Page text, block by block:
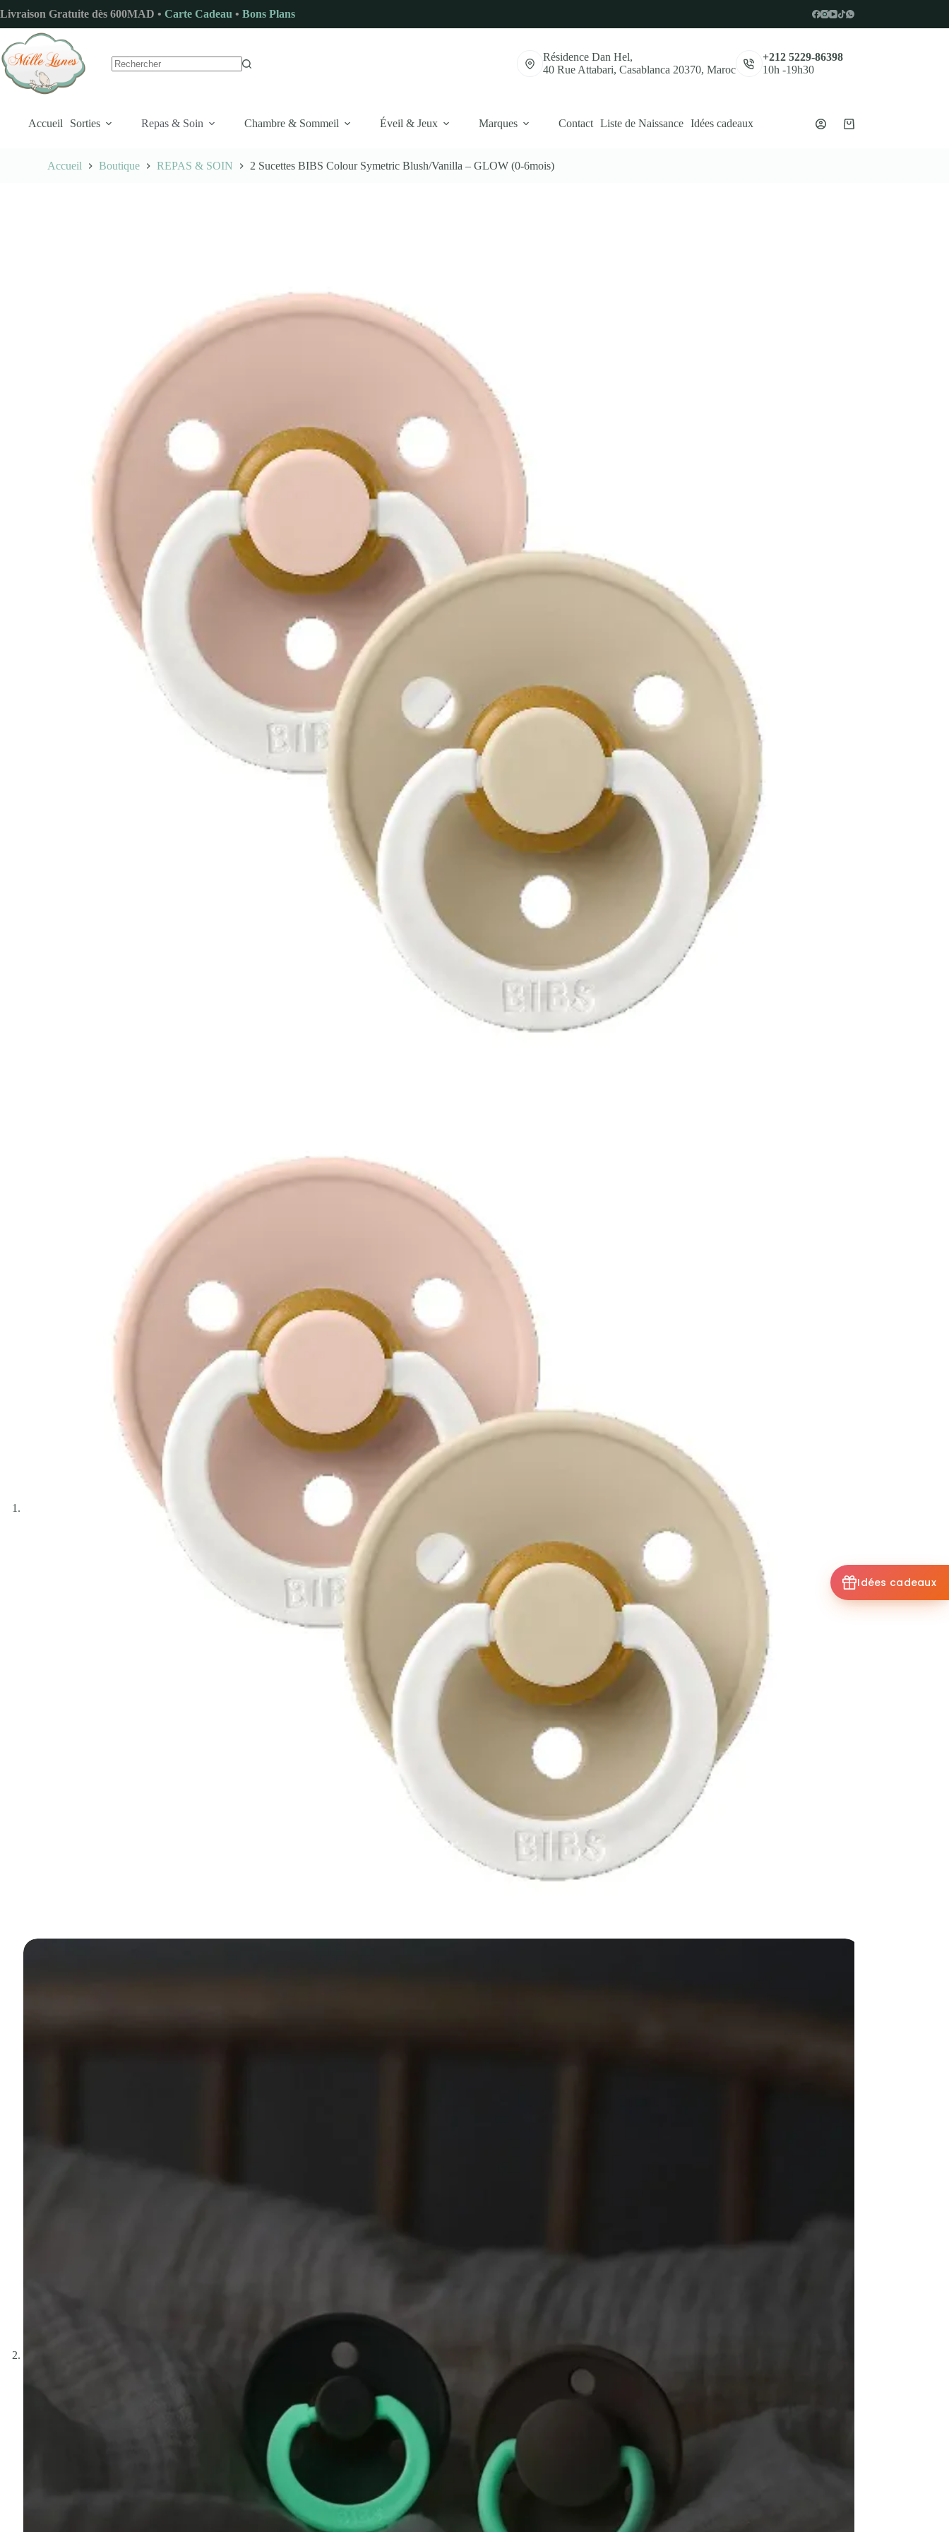
au
contenu
Livraison Gratuite dès 600MAD • Carte Cadeau • Bons Plans
Résidence Dan Hel,
40 Rue Attabari, Casablanca 20370, Maroc
+212 5229-86398
10h -19h30
Accueil Sorties Repas & Soin Chambre & Sommeil Éveil & Jeux Marques Contact Liste de Naissance Idées cadeaux
Panier
Accueil Boutique REPAS & SOIN 2 Sucettes BIBS Colour Symetric Blush/Vanilla – GLOW (0-6mois)
Idées cadeaux